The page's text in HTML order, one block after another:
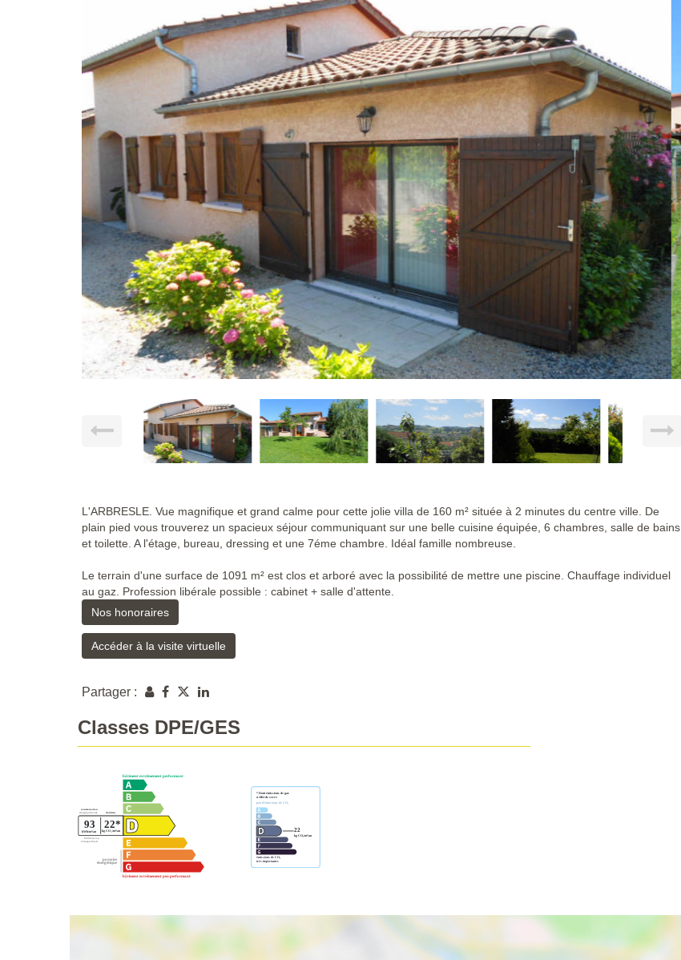
L'ARBRESLE. Vue magnifique et grand calme pour cette jolie villa de 160 m² située à 2 minutes du centre ville. De
plain pied vous trouverez un spacieux séjour communiquant sur une belle cuisine équipée, 6 chambres, salle de bains
et toilette. A l'étage, bureau, dressing et une 7éme chambre. Idéal famille nombreuse.
Le terrain d'une surface de 1091 m² est clos et arboré avec la possibilité de mettre une piscine. Chauffage individuel
au gaz. Profession libérale possible : cabinet + salle d'attente.
Nos honoraires
Accéder à la visite virtuelle
Partager :
Classes DPE/GES